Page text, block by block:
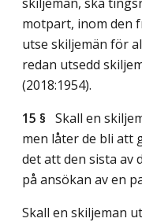
motpart, inom den
utse skiljemän för
redan utsedd
(2018:1954).
15 § Skall en
men låter de bli att
det att den sista av
på ansökan av en
Skall en skiljeman